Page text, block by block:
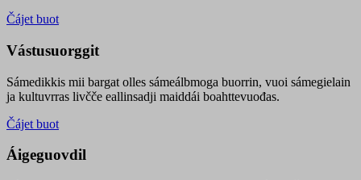
Čájet buot
Vástusuorggit
Sámedikkis mii bargat olles sámeálbmoga buorrin, vuoi sámegielain
ja kultuvrras livčče eallinsadji maiddái boahttevuođas.
Čájet buot
Áigeguovdil